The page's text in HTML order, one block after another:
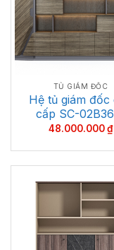
TỦ GIÁM ĐỐC
Hệ tủ giám đốc
cấp SC-
48.000.000₫